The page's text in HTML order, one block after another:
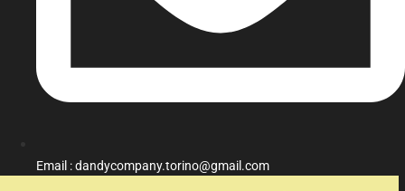
Email : dandycompany.torino@gmail.com